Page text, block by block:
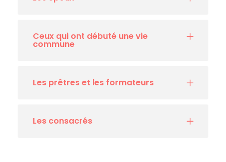
Ceux qui ont débuté une vie
commune
Les prêtres et les formateurs
Les consacrés